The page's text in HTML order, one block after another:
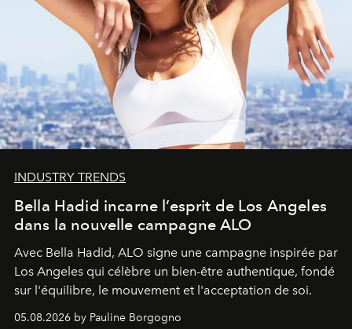
INDUSTRY TRENDS
Bella Hadid incarne l’esprit de Los Angeles
dans la nouvelle campagne ALO
Avec Bella Hadid, ALO signe une campagne inspirée par
Los Angeles qui célèbre un bien-être authentique, fondé
sur l'équilibre, le mouvement et l'acceptation de soi.
05.08.2026 by Pauline Borgogno